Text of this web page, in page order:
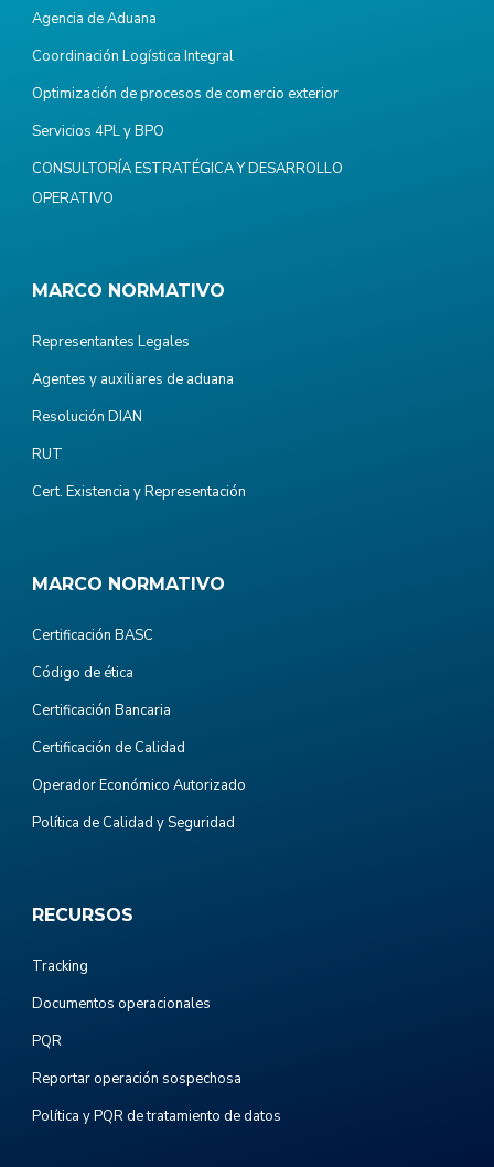
Agencia de Aduana
Coordinación Logística Integral
Optimización de procesos de comercio exterior
Servicios 4PL y BPO
CONSULTORÍA ESTRATÉGICA Y DESARROLLO
OPERATIVO
MARCO NORMATIVO
Representantes Legales
Agentes y auxiliares de aduana
Resolución DIAN
RUT
Cert. Existencia y Representación
MARCO NORMATIVO
Certificación BASC
Código de ética
Certificación Bancaria
Certificación de Calidad
Operador Económico Autorizado
Política de Calidad y Seguridad
RECURSOS
Tracking
Documentos operacionales
PQR
Reportar operación sospechosa
Política y PQR de tratamiento de datos